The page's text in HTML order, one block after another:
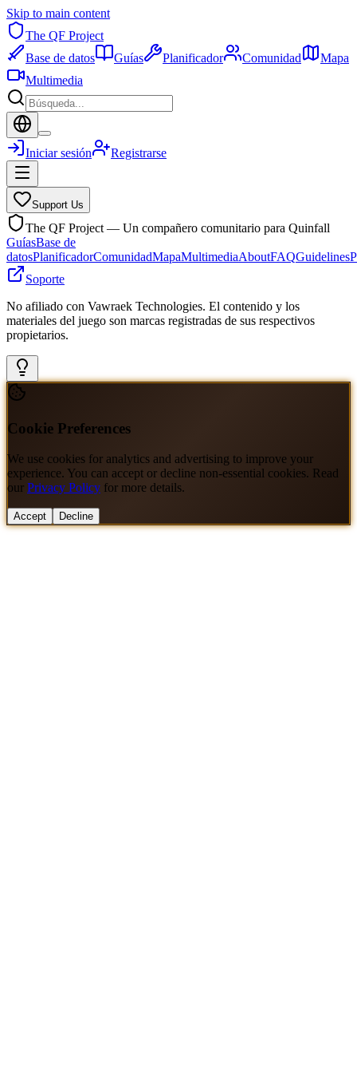
Skip to main content
The QF Project
Base de datos
Guías Planificador Comunidad
Mapa
Multimedia
Iniciar sesión Registrarse
Support Us
The QF Project — Un compañero comunitario para Quinfall
GuíasBase de
datosPlanificadorComunidadMapaMultimediaAboutFAQGuidelines
Soporte
No afiliado con Vawraek Technologies. El contenido y los
materiales del juego son marcas registradas de sus respectivos
propietarios.
Cookie Preferences
We use cookies for analytics and advertising to improve your
experience. You can accept or decline non-essential cookies. Read
our Privacy Policy for more details.
Accept Decline